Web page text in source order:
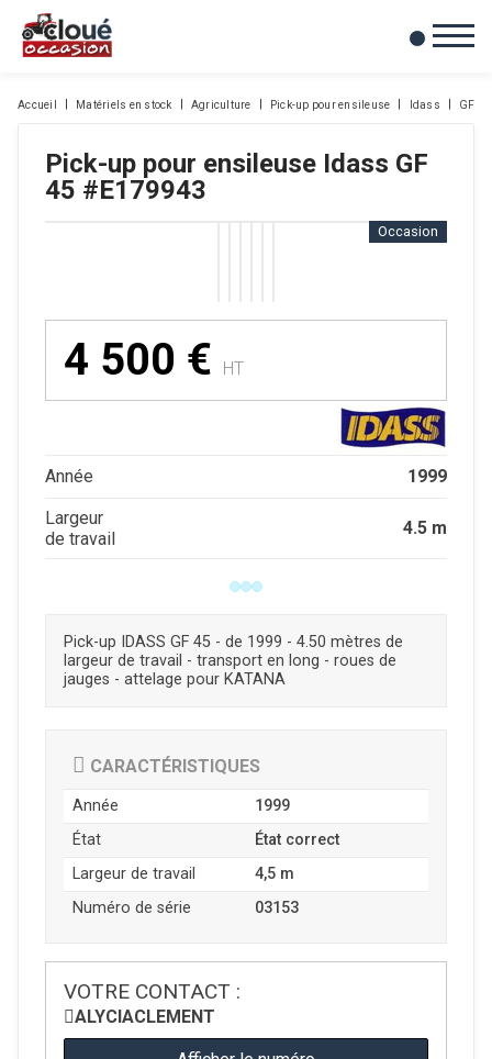
Mes favoris
0
Accueil Matériels en stock Agriculture Pick-up pour ensileuse Idass GF 45
Pick-up pour ensileuse Idass GF
45 #E179943
Occasion
Pick-up IDASS GF 45 - de 1999 - 4.50 mètres de
largeur de travail - transport en long - roues de
jauges - attelage pour KATANA
CARACTÉRISTIQUES
Année
1999
État
État correct
Largeur de travail
4,5 m
Numéro de série
03153
4 500 € HT
Année
1999
Largeur
de travail
4.5 m
VOTRE CONTACT :
ALYCIACLEMENT